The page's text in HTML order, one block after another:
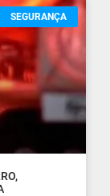
SEGURANÇA